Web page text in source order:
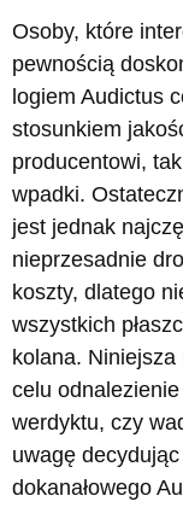
Osoby, które
pewnością
logiem Audictus
stosunkiem
producentowi,
wpadki.
jest jednak
nieprzesadnie
koszty, dlatego
wszystkich
kolana. Niniejsza
celu
werdyktu, czy
uwagę
dokanałowego